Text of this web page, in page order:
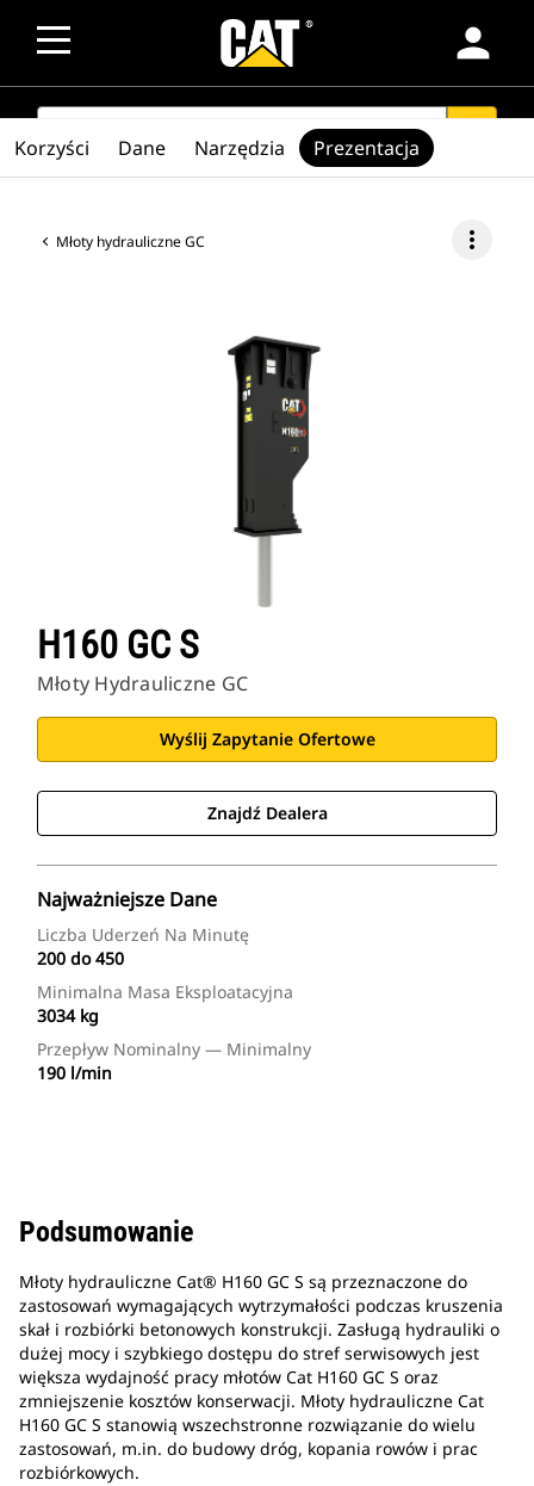
person
SEARCH
Młoty hydrauliczne GC more_vert
H160 GC S
Młoty Hydrauliczne GC
Wyślij Zapytanie Ofertowe
Znajdź Dealera
Najważniejsze Dane
Liczba Uderzeń Na Minutę
200 do 450
Minimalna Masa Eksploatacyjna
3034 kg
Przepływ Nominalny — Minimalny
190 l/min
Korzyści Dane Narzędzia Prezentacja
Podsumowanie
Młoty hydrauliczne Cat® H160 GC S są przeznaczone do
zastosowań wymagających wytrzymałości podczas kruszenia
skał i rozbiórki betonowych konstrukcji. Zasługą hydrauliki o
dużej mocy i szybkiego dostępu do stref serwisowych jest
większa wydajność pracy młotów Cat H160 GC S oraz
zmniejszenie kosztów konserwacji. Młoty hydrauliczne Cat
H160 GC S stanowią wszechstronne rozwiązanie do wielu
zastosowań, m.in. do budowy dróg, kopania rowów i prac
rozbiórkowych.